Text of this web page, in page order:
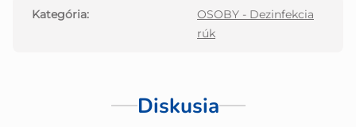
Kategória:
OSOBY - Dezinfekcia
rúk
Diskusia